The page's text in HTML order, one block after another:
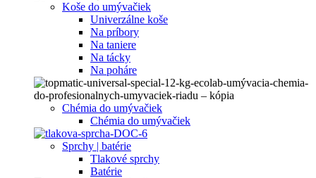
Koše do umývačiek
Univerzálne koše
Na príbory
Na taniere
Na tácky
Na poháre
Chémia do umývačiek
Chémia do umývačiek
Sprchy | batérie
Tlakové sprchy
Batérie